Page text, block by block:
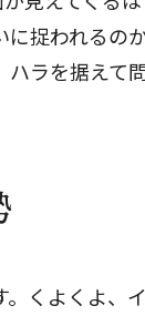
捉われるの
ラを据えて
くよくよ、